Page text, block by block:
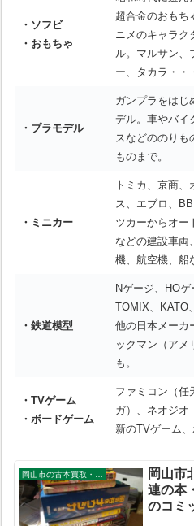
・ソフビ
・おもちゃ
超合金のおもち
ニメのキャラク
ル。マルサン、
ー、タカラ・・
・プラモデル
ガンプラをはじ
デル。車やバイ
スなどののりも
ものまで。
・ミニカー
トミカ、京商
ス、エブロ、
ツカーからオー
などの建設車両
機、航空機、船
・鉄道模型
Nゲージ、HOゲ
TOMIX、KATO
他の日本メーカ
ックマン（アメ
も。
・TVゲーム
・ボードゲーム
ファミコン（任
ガ）、ネオジオ
新のTVゲーム、
岡山市の古本買取・出張買取
岡山市
連の本
のコミ